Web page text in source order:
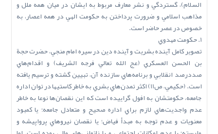
السلام)، گستردگي و نشر معارف مربوط به ايشان در ميان همه ملل و
مذاهب اسلامي و ضرورت پرداختن به حکومت الهي در همه اعصار، به
خصوص در عصر حاضر است.
1. حکومت مهدوي
تصوير کامل آينده بشريت و آينده دين در سيره امام منجي، حضرت حجة
بن الحسن العسکري (عج ‌الله‌ تعالي‌ فرجه ‌الشريف) و اقدام‌هاي
صددرصد انقلابي و برنامه‌هاي سازنده آن، تبيين گشته و ترسيم يافته
است. (حکيمي، ص11) اکثر تمدن‌هاي بشري به خاطر کاستيها در توان اداره
جامعه، حکومتشان به افول گراييده است که اين نقصان‌ها نوعا به خاطر
عدم واجديت‌هاي لازم براي اداره صحيح و متعادل جامعه؛ يا کمبود
معنويات و عدم توجه به مبدأ فياض؛ يا نقصان نيروهاي پرواپيشه و